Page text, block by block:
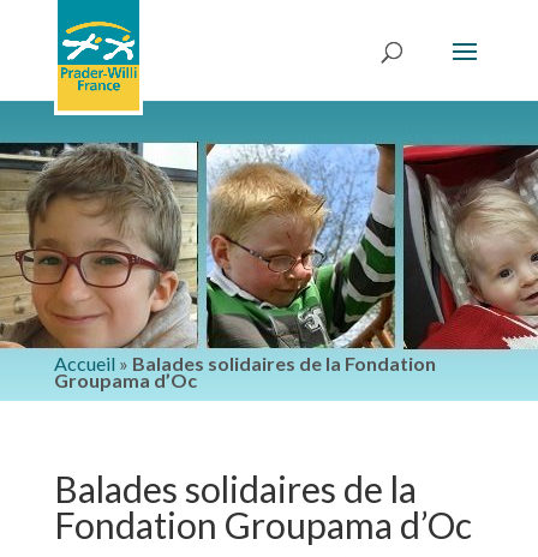
Accueil » Balades solidaires de la Fondation
Groupama d’Oc
Balades solidaires de la
Fondation Groupama d’Oc